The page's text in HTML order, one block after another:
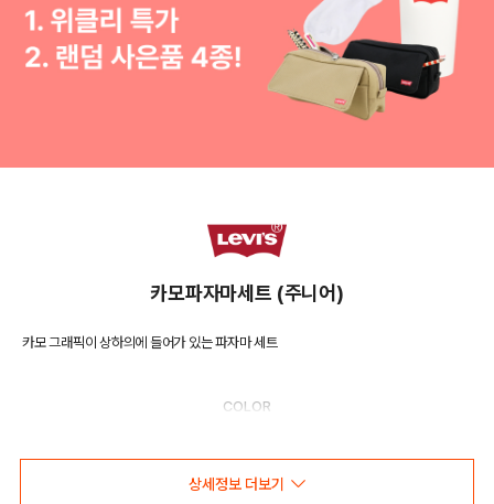
카모파자마세트 (주니어)
카모 그래픽이 상하의에 들어가 있는 파자마 세트
COLOR
상세정보 더보기